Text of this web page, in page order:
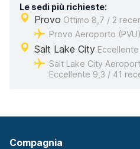
Le sedi più richieste:
Provo Ottimo 8,7 / 2
Provo Aeroporto
Salt Lake City
Salt Lake City
Eccellente 9,3 / 41
Compagnia